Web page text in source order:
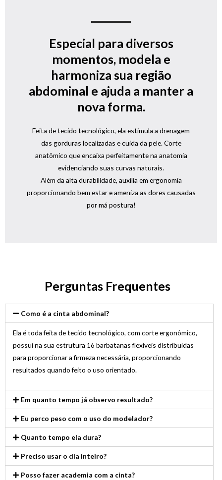
Especial para diversos
momentos, modela e
harmoniza sua região
abdominal e ajuda a manter a
nova forma.
Feita de tecido tecnológico, ela estimula a drenagem
das gorduras localizadas e cuida da pele. Corte
anatômico que encaixa perfeitamente na anatomia
evidenciando suas curvas naturais.
Além da alta durabilidade, auxilia em ergonomia
proporcionando bem estar e ameniza as dores causadas
por má postura!
Perguntas Frequentes
Como é a cinta abdominal?
Ela é toda feita de tecido tecnológico, com corte ergonômico,
possui na sua estrutura 16 barbatanas flexíveis distribuídas
para proporcionar a firmeza necessária, proporcionando
resultados quando feito o uso orientado.
Em quanto tempo já observo resultado?
Eu perco peso com o uso do modelador?
Quanto tempo ela dura?
Preciso usar o dia inteiro?
Posso fazer academia com a cinta?